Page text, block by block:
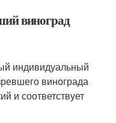
виноград
индивидуальный
винограда
и соответствует